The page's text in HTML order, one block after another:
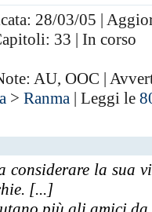
28/03/05 |
33 | In corso
AU, OOC |
>Ranma | Leggi le
considerare la sua
[...]